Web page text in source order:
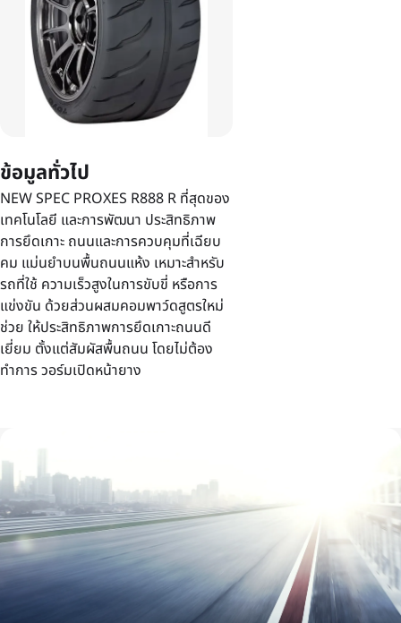
ข้อมูลทั่วไป
NEW SPEC PROXES R888 R ที่สุดของ
เทคโนโลยี และการพัฒนา ประสิทธิภาพ
การยึดเกาะ ถนนและการควบคุมที่เฉียบ
คม แม่นยำบนพื้นถนนแห้ง เหมาะสำหรับ
รถที่ใช้ ความเร็วสูงในการขับขี่ หรือการ
แข่งขัน ด้วยส่วนผสมคอมพาว์ดสูตรใหม่
ช่วย ให้ประสิทธิภาพการยึดเกาะถนนดี
เยี่ยม ตั้งแต่สัมผัสพื้นถนน โดยไม่ต้อง
ทำการ วอร์มเปิดหน้ายาง